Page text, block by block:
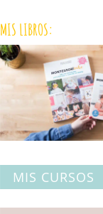
MIS LIBROS:
MIS CURSOS